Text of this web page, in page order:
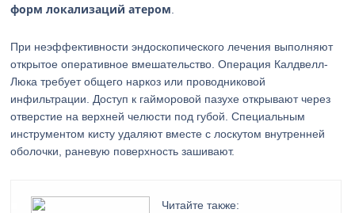
форм локализаций атером
При неэффективности эндоскопического лечения выполняют
открытое оперативное вмешательство. Операция Калдвелл-
Люка требует общего наркоз или проводниковой
инфильтрации. Доступ к гайморовой пазухе открывают через
отверстие на верхней челюсти под губой. Специальным
инструментом кисту удаляют вместе с лоскутом внутренней
оболочки, раневую поверхность зашивают.
Читайте также: